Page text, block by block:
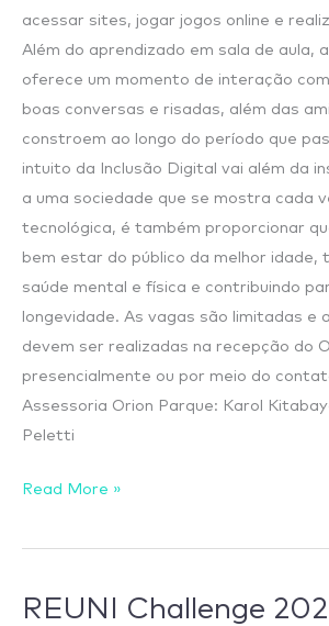
acessar sites, jogar jogos online e
Além do aprendizado em sala de aula,
oferece um momento de interação
boas conversas e risadas, além das
constroem ao longo do período que
intuito da Inclusão Digital vai além da
a uma sociedade que se mostra cada
tecnológica, é também proporcionar
bem estar do público da melhor idade,
saúde mental e física e contribuindo
longevidade. As vagas são limitadas e
devem ser realizadas na recepção do
presencialmente ou por meio do
Assessoria Orion Parque: Karol
Peletti
Read More »
REUNI Challenge
REUNI